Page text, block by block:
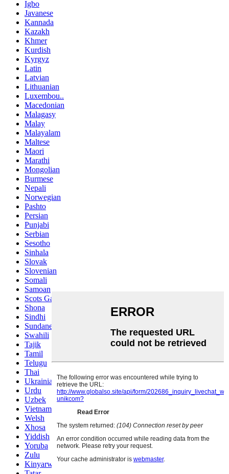
Igbo
Javanese
Kannada
Kazakh
Khmer
Kurdish
Kyrgyz
Latin
Latvian
Lithuanian
Luxembou..
Macedonian
Malagasy
Malay
Malayalam
Maltese
Maori
Marathi
Mongolian
Burmese
Nepali
Norwegian
Pashto
Persian
Punjabi
Serbian
Sesotho
Sinhala
Slovak
Slovenian
Somali
Samoan
Scots Gaelic
Shona
Sindhi
Sundanese
Swahili
Tajik
Tamil
Telugu
Thai
Ukrainian
Urdu
Uzbek
Vietnamese
Welsh
Xhosa
Yiddish
Yoruba
Zulu
Kinyarwanda